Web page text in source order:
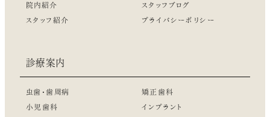
院内紹介
スタッフ紹介
スタッフブログ
プライバシーポリシー
診療案内
虫歯・歯周病
小児歯科
矯正歯科
インプラント